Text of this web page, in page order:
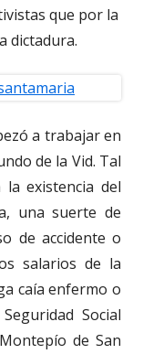
que por la
dictadura.
a trabajar en
de la Vid. Tal
existencia del
una suerte de
de accidente o
salarios de la
caía enfermo o
Social
de San